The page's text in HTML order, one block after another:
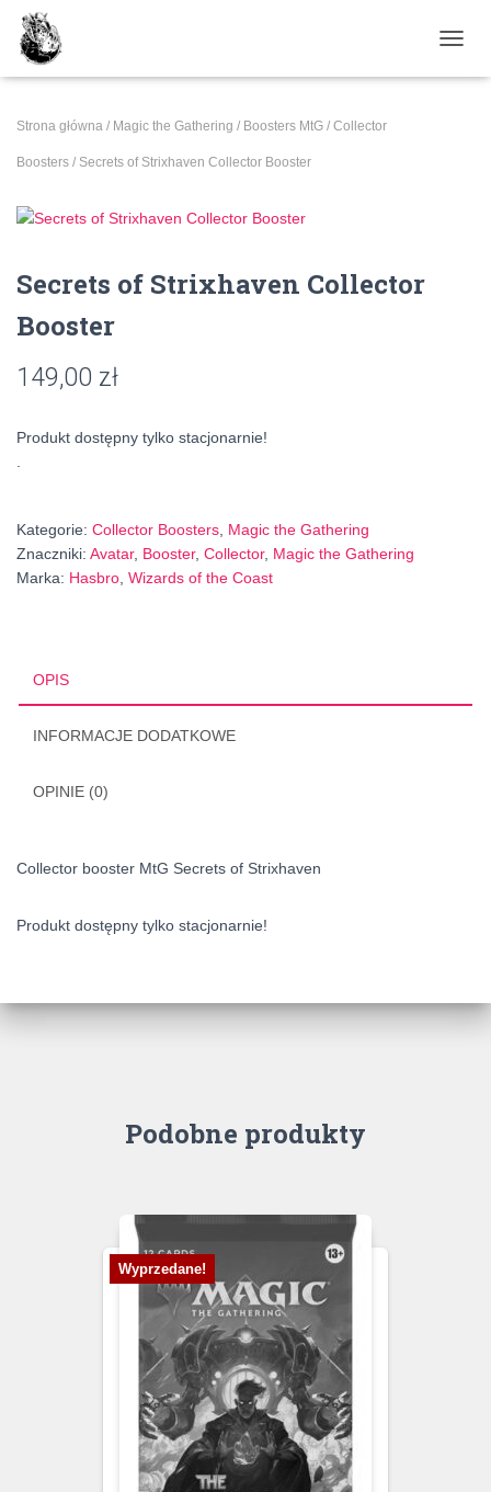
Strona główna / Magic the Gathering / Boosters MtG / Collector
Boosters / Secrets of Strixhaven Collector Booster
Secrets of Strixhaven Collector
Booster
149,00 zł
Produkt dostępny tylko stacjonarnie!
Kategorie: Collector Boosters Magic the Gathering
Znaczniki: Avatar, Booster, Collector, Magic the Gathering
Marka: Hasbro Wizards of the Coast
OPIS
INFORMACJE DODATKOWE
OPINIE (0)
Collector booster MtG Secrets of Strixhaven
Produkt dostępny tylko stacjonarnie!
Podobne produkty
Wyprzedane!